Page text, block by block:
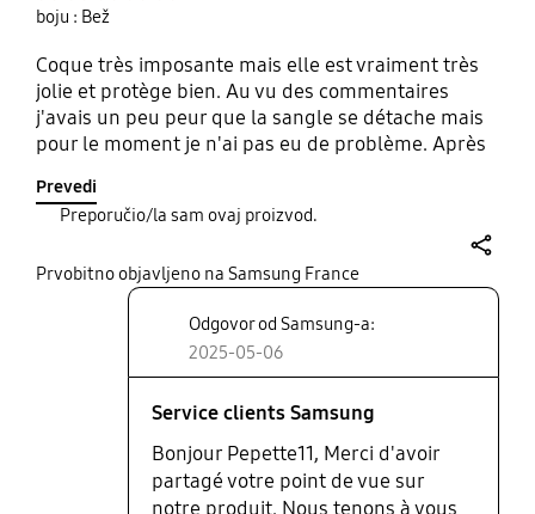
boju : Bež
Coque très imposante mais elle est vraiment très
jolie et protège bien. Au vu des commentaires
j'avais un peu peur que la sangle se détache mais
pour le moment je n'ai pas eu de problème. Après
d'origine puis par précaution j'ai vérifié le serrage
des vis avec l'accessoire inclus. J'ai serré au
embêté. Après j'aurais aimé que la sangle soit un
peu plus rigide afin de pouvoir poser le téléphone
et le tenir pour regarder une série par exemple
mais bon en même temps c'est la matière crocs
donc c'est logique. Puis cela aide un peu quand
même mais c'est vrai qu'un peu plus rigide et ou
franchement ravie de ma coque avec les 2 charm
inclus elle est vraiment très jolie et originale. Je l'ai
Prevedi
Preporučio/la sam ovaj proizvod.
Prvobitno objavljeno na Samsung France
Odgovor od Samsung-a:
2025-05-06
Service clients Samsung
Bonjour Pepette11, Merci d'avoir
partagé votre point de vue sur
notre produit. Nous tenons à vous